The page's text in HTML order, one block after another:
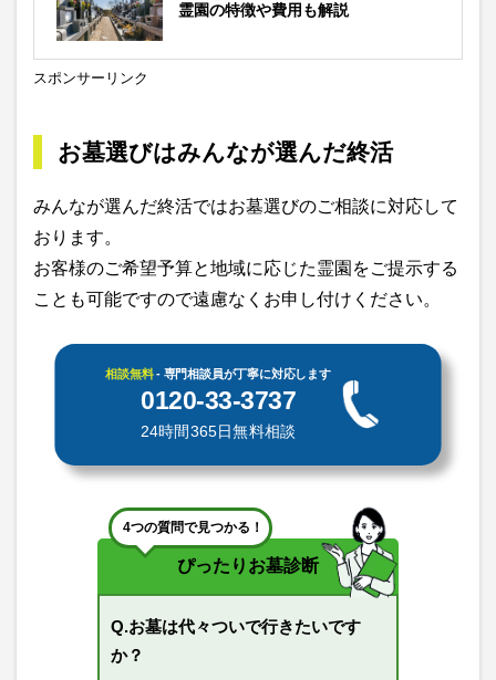
霊園の特徴や費用も解説
スポンサーリンク
お墓選びはみんなが選んだ終活
みんなが選んだ終活ではお墓選びのご相談に対応して
おります。
お客様のご希望予算と地域に応じた霊園をご提示する
ことも可能ですので遠慮なくお申し付けください。
相談無料- 専門相談員が丁寧に対応します
0120-33-3737
24時間365日無料相談
4つの質問で見つかる！
ぴったりお墓診断
Q.お墓は代々ついで行きたいです
か？